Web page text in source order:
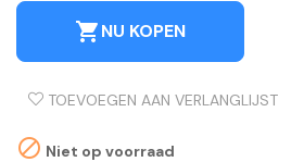
shopping_cartNU KOPEN
TOEVOEGEN AAN VERLANGLIJST
 Niet op voorraad